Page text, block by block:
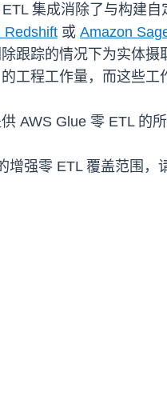
集成消除了与构建
Redshift 或 Amazon
跟踪的情况下为实体
工程工作量，而这些
AWS Glue 零 ETL 的
增强零 ETL 覆盖范围，